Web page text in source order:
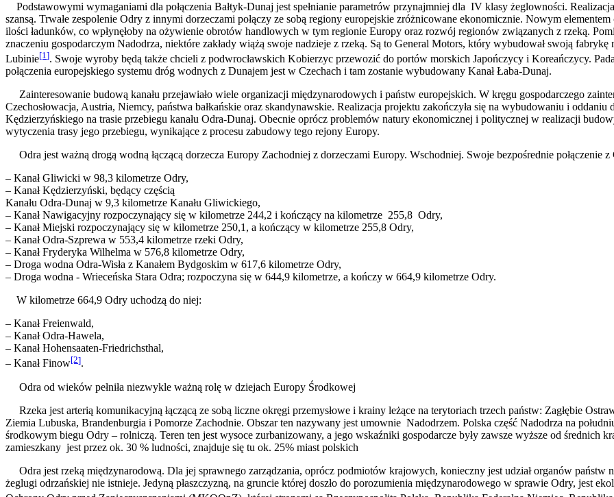
Podstawowymi wymaganiami dla połączenia Bałtyk-Dunaj jest spełnianie parametrów przynajmniej dla IV klasy żeglowności.
szansą. Trwałe zespolenie Odry z innymi dorzeczami połączy ze sobą regiony europejskie zróżnicowane ekonomicznie. Nowym
ilości ładunków, co wpłynęłoby na ożywienie obrotów handlowych w tym regionie Europy oraz rozwój regionów związanych z rzeką.
znaczeniu gospodarczym Nadodrza, niektóre zakłady wiążą swoje nadzieje z rzeką. Są to General Motors, który wybudował swoją
Lubinie[1]. Swoje wyroby będą także chcieli z podwrocławskich Kobierzyc przewozić do portów morskich Japończycy i Koreańczycy.
połączenia europejskiego systemu dróg wodnych z Dunajem jest w Czechach i tam zostanie wybudowany Kanał Łaba-Dunaj.
Zainteresowanie budową kanału przejawiało wiele organizacji międzynarodowych i państw europejskich. W kręgu gospodarczego
Czechosłowacja, Austria, Niemcy, państwa bałkańskie oraz skandynawskie. Realizacja projektu zakończyła się na wybudowaniu i
Kędzierzyńskiego na trasie przebiegu kanału Odra-Dunaj. Obecnie oprócz problemów natury ekonomicznej i politycznej w realizacji
wytyczenia trasy jego przebiegu, wynikające z procesu zabudowy tego rejony Europy.
Odra jest ważną drogą wodną łączącą dorzecza Europy Zachodniej z dorzeczami Europy. Wschodniej. Swoje bezpośrednie połączenie
– Kanał Gliwicki w 98,3 kilometrze Odry,
– Kanał Kędzierzyński, będący częścią
Kanału Odra-Dunaj w 9,3 kilometrze Kanału Gliwickiego,
– Kanał Nawigacyjny rozpoczynający się w kilometrze 244,2 i kończący na kilometrze 255,8 Odry,
– Kanał Miejski rozpoczynający się w kilometrze 250,1, a kończący w kilometrze 255,8 Odry,
– Kanał Odra-Szprewa w 553,4 kilometrze rzeki Odry,
– Kanał Fryderyka Wilhelma w 576,8 kilometrze Odry,
– Droga wodna Odra-Wisła z Kanałem Bydgoskim w 617,6 kilometrze Odry,
– Droga wodna - Wrieceńska Stara Odra; rozpoczyna się w 644,9 kilometrze, a kończy w 664,9 kilometrze Odry.
W kilometrze 664,9 Odry uchodzą do niej:
– Kanał Freienwald,
– Kanał Odra-Hawela,
– Kanał Hohensaaten-Friedrichsthal,
– Kanał Finow[2].
Odra od wieków pełniła niezwykle ważną rolę w dziejach Europy Środkowej
Rzeka jest arterią komunikacyjną łączącą ze sobą liczne okręgi przemysłowe i krainy leżące na terytoriach trzech państw: Zagłębie
Ziemia Lubuska, Brandenburgia i Pomorze Zachodnie. Obszar ten nazywany jest umownie Nadodrzem. Polska część Nadodrza na
środkowym biegu Odry – rolniczą. Teren ten jest wysoce zurbanizowany, a jego wskaźniki gospodarcze były zawsze wyższe od średnich
zamieszkany jest przez ok. 30 % ludności, znajduje się tu ok. 25% miast polskich
Odra jest rzeką międzynarodową. Dla jej sprawnego zarządzania, oprócz podmiotów krajowych, konieczny jest udział organów państw
żeglugi odrzańskiej nie istnieje. Jedyną płaszczyzną, na gruncie której doszło do porozumienia międzynarodowego w sprawie Odry, jest